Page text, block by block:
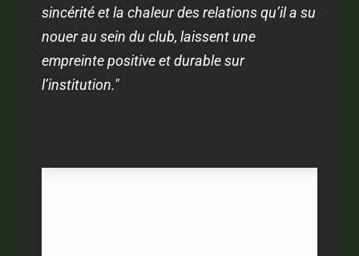
sincérité et la chaleur des relations qu’il a su
nouer au sein du club, laissent une
empreinte positive et durable sur
l’institution."